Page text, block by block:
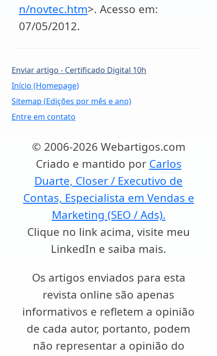
n/novtec.htm>. Acesso em:
07/05/2012.
Enviar artigo - Certificado Digital 10h
Início (Homepage)
Sitemap (Edições por mês e ano)
Entre em contato
© 2006-2026 Webartigos.com
Criado e mantido por Carlos
Duarte, Closer / Executivo de
Contas, Especialista em Vendas e
Marketing (SEO / Ads).
Clique no link acima, visite meu
LinkedIn e saiba mais.
Os artigos enviados para esta
revista online são apenas
informativos e refletem a opinião
de cada autor, portanto, podem
não representar a opinião do